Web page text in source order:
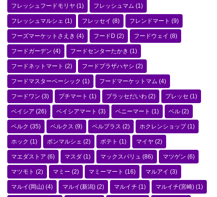
フレッシュフードモリヤ (1) フレッシュマム (1)
フレッシュマルシェ (1) フレッセイ (8) フレンドマート (9)
フーズマーケットさえき (4) フードD (2) フードウェイ (8)
フードガーデン (4) フードセンターたかき (1)
フードネットマート (2) フードプラザハヤシ (2)
フードマスターベーシック (1) フードマーケットマム (4)
フードワン (3) プチマート (1) プラッセだいわ (2) プレッセ (1)
ベイシア (26) ベイシアマート (3) ベニーマート (1) ベル (2)
ベルク (35) ベルクス (9) ベルプラス (2) ホクレンショップ(1)
ホック (1) ボンマルシェ (2) ポテト (1) マイヤ (2)
マエダストア (6) マスダ (1) マックスバリュ (86) マツゲン (6)
マツモト (2) マミー (2) マミーマート (16) マルアイ (3)
マルイ(岡山) (4) マルイ(新潟) (2) マルイチ (1) マルイチ(宮崎) (1)